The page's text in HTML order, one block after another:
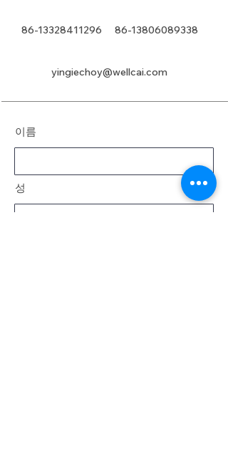
86-13328411296 86-13806089338
yingiechoy@wellcai.com
이름
성